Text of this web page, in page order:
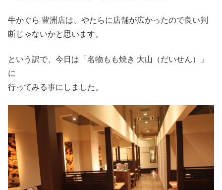
牛かぐら 豊洲店は、やたらに店舗が広かったので良い判
断じゃないかと思います。
という訳で、今日は「名物もも焼き 大山（だいせん）」
に
行ってみる事にしました。